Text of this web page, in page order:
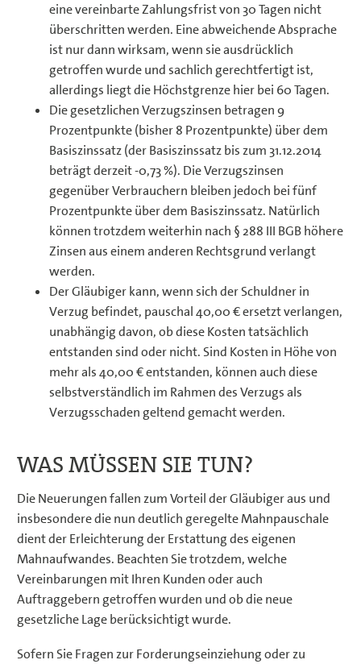
eine vereinbarte Zahlungsfrist von 30 Tagen nicht
überschritten werden. Eine abweichende Absprache
ist nur dann wirksam, wenn sie ausdrücklich
getroffen wurde und sachlich gerechtfertigt ist,
allerdings liegt die Höchstgrenze hier bei 60 Tagen.
Die gesetzlichen Verzugszinsen betragen 9
Prozentpunkte (bisher 8 Prozentpunkte) über dem
Basiszinssatz (der Basiszinssatz bis zum 31.12.2014
beträgt derzeit -0,73 %). Die Verzugszinsen
gegenüber Verbrauchern bleiben jedoch bei fünf
Prozentpunkte über dem Basiszinssatz. Natürlich
können trotzdem weiterhin nach § 288 III BGB höhere
Zinsen aus einem anderen Rechtsgrund verlangt
werden.
Der Gläubiger kann, wenn sich der Schuldner in
Verzug befindet, pauschal 40,00 € ersetzt verlangen,
unabhängig davon, ob diese Kosten tatsächlich
entstanden sind oder nicht. Sind Kosten in Höhe von
mehr als 40,00 € entstanden, können auch diese
selbstverständlich im Rahmen des Verzugs als
Verzugsschaden geltend gemacht werden.
WAS MÜSSEN SIE TUN?
Die Neuerungen fallen zum Vorteil der Gläubiger aus und
insbesondere die nun deutlich geregelte Mahnpauschale
dient der Erleichterung der Erstattung des eigenen
Mahnaufwandes. Beachten Sie trotzdem, welche
Vereinbarungen mit Ihren Kunden oder auch
Auftraggebern getroffen wurden und ob die neue
gesetzliche Lage berücksichtigt wurde.
Sofern Sie Fragen zur Forderungseinziehung oder zu